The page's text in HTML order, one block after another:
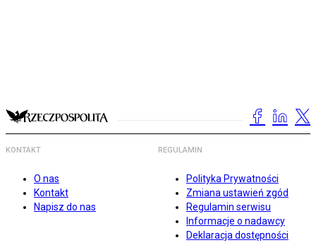
KONTAKT
O nas
Kontakt
Napisz do nas
REGULAMIN
Polityka Prywatności
Zmiana ustawień zgód
Regulamin serwisu
Informacje o nadawcy
Deklaracja dostępności